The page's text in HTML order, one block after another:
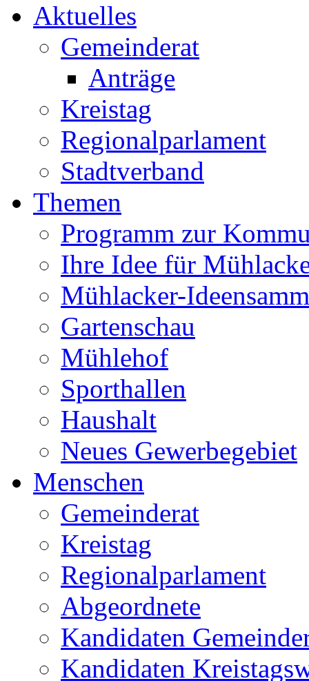
Aktuelles
Gemeinderat
Anträge
Kreistag
Regionalparlament
Stadtverband
Themen
Programm zur
Ihre Idee für
Mühlacker-
Gartenschau
Mühlehof
Sporthallen
Haushalt
Neues Gewerbegebiet
Menschen
Gemeinderat
Kreistag
Regionalparlament
Abgeordnete
Kandidaten
Kandidaten